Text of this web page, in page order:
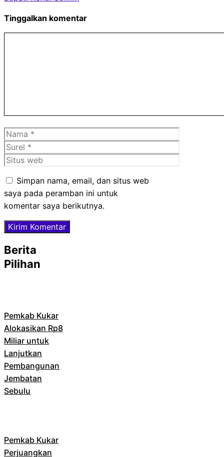
Tinggalkan komentar
Nama
Surel
Situs
Simpan nama, email, dan situs web
saya pada peramban ini untuk
komentar saya berikutnya.
Berita
Pilihan
Pemkab Kukar
Alokasikan Rp8
Miliar untuk
Lanjutkan
Pembangunan
Jembatan
Sebulu
Pemkab Kukar
Perjuangkan